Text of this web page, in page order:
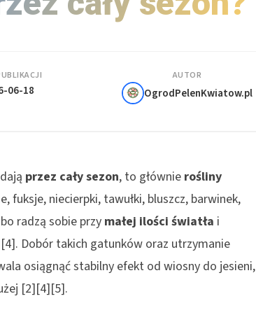
06-18
AUTOR
OgrodPelenKwiatow.pl
przez cały sezon, to głównie rośliny
fuksje, niecierpki, tawułki, bluszcz, barwinek,
radzą sobie przy małej ilości światła i
Dobór takich gatunków oraz utrzymanie
osiągnąć stabilny efekt od wiosny do jesieni,
[2][4][5].